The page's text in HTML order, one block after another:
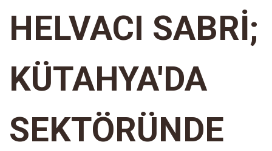
HELVACI SABRİ;
KÜTAHYA'DA
SEKTÖRÜNDE